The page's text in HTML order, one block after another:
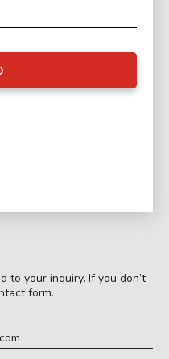
to your inquiry. If you don’t
form.